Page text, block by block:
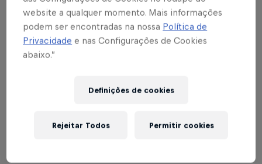
vaga nas quartas do
Paulista
website a qualquer momento. Mais informações
podem ser encontradas na nossa Política de
Privacidade e nas Configurações de Cookies
abaixo.”
Definições de cookies
Rejeitar Todos Permitir cookies